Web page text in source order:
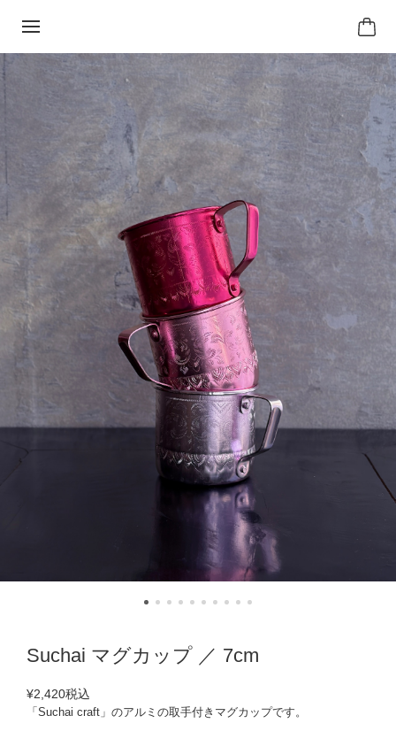
Suchai マグカップ ／ 7cm
¥2,420税込
「Suchai craft」のアルミの取手付きマグカップです。